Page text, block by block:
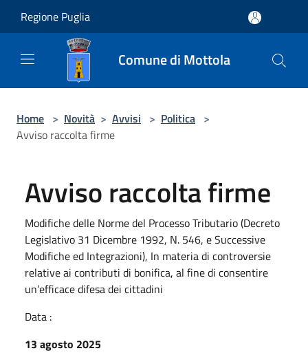
Regione Puglia
Comune di Mottola
Home > Novità > Avvisi > Politica >
Avviso raccolta firme
Avviso raccolta firme
Modifiche delle Norme del Processo Tributario (Decreto
Legislativo 31 Dicembre 1992, N. 546, e Successive
Modifiche ed Integrazioni), In materia di controversie
relative ai contributi di bonifica, al fine di consentire
un’efficace difesa dei cittadini
Data :
13 agosto 2025